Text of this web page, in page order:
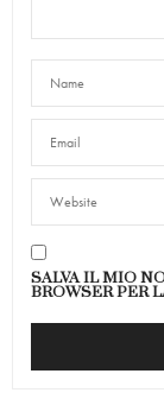
SALVA IL MIO
BROWSER PER